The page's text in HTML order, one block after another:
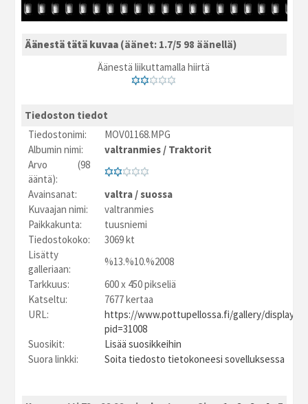
Äänestä tätä kuvaa (äänet: 1.7/5 98 äänellä)
Äänestä liikuttamalla hiirtä
Tiedoston tiedot
Tiedostonimi:
MOV01168.MPG
Albumin nimi:
valtranmies / Traktorit
Arvo (98
ääntä):
Avainsanat:
valtra /suossa
Kuvaajan nimi:
valtranmies
Paikkakunta:
tuusniemi
Tiedostokoko:
3069 kt
Lisätty
galleriaan:
%13.%10.%2008
Tarkkuus:
600 x 450 pikseliä
Katseltu:
7677 kertaa
URL:
https://www.pottupellossa.fi/gallery/
pid=31008
Suosikit:
Lisää suosikkeihin
Suora linkki:
Soita tiedosto tietokoneesi sovelluksessa